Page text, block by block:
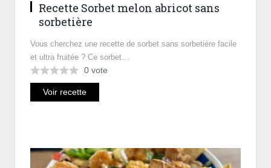
Recette Sorbet melon abricot sans
sorbetière
Vous cherchez une recette de sorbet sans sorbetière facile
et ultra fruitée ? Ce sorbet…
0 vote
Voir recette